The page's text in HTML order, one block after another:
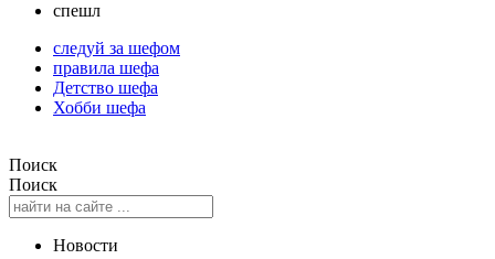
спешл
следуй за шефом
правила шефа
Детство шефа
Хобби шефа
Поиск
Поиск
Новости